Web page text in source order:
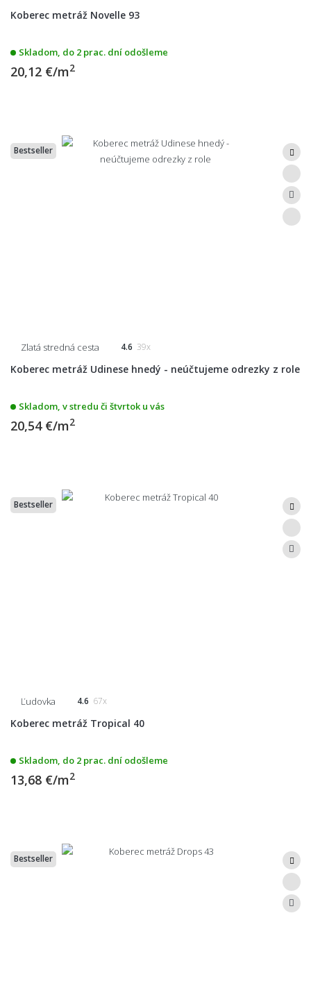
Koberec metráž Novelle 93
Skladom, do 2 prac. dní odošleme
20,12 €/m2
Bestseller
Zlatá stredná cesta 4.6 39x
Koberec metráž Udinese hnedý - neúčtujeme odrezky z role
Skladom, v stredu či štvrtok u vás
20,54 €/m2
Bestseller
Ľudovka 4.6 67x
Koberec metráž Tropical 40
Skladom, do 2 prac. dní odošleme
13,68 €/m2
Bestseller